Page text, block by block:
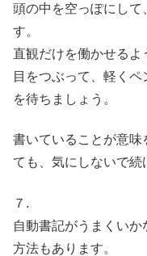
頭の中を空っぽにして
す。
直観だけを働かせるよ
目をつぶって、軽く
を待ちましょう。
書いていることが意味
ても、気にしないで続
７.
自動書記がうまくいか
方法もあります。